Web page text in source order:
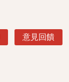
意見回饋